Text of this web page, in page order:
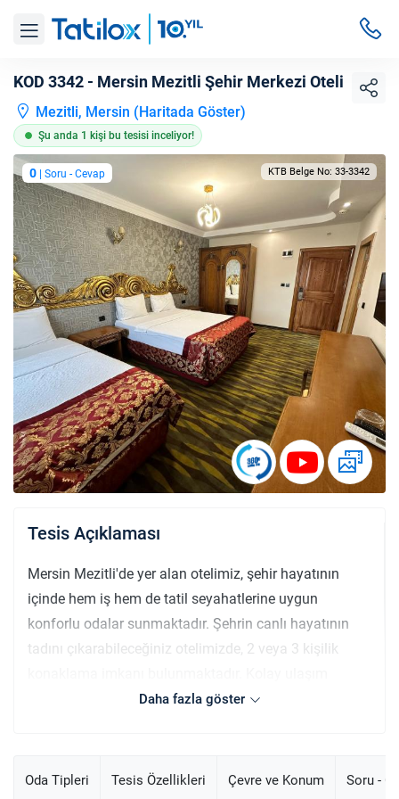
KOD 3342 - Mersin Mezitli Şehir Merkezi Oteli
Mezitli, Mersin (Haritada Göster)
Şu anda 1 kişi bu tesisi inceliyor!
KTB Belge No: 33-3342
0 | Soru - Cevap
Tesis Açıklaması
Mersin Mezitli'de yer alan otelimiz, şehir hayatının
içinde hem iş hem de tatil seyahatlerine uygun
konforlu odalar sunmaktadır. Şehrin canlı hayatının
tadını çıkarabileceğiniz otelimizde, 2 veya 3 kişilik
olanakları sayesinde şehirdeki önemli noktalara
hizmetimizle aracınızı güvenle park edebilir, şehirdeki
Daha fazla göster
Oda Tipleri Tesis Özellikleri Çevre ve Konum Soru -